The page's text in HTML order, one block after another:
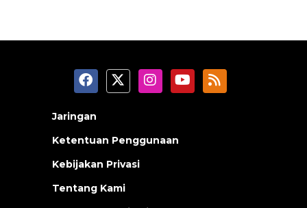
Jaringan
Ketentuan Penggunaan
Kebijakan Privasi
Tentang Kami